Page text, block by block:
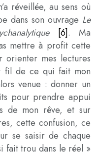
réveillée, au sens où
dans son ouvrage Le
[6]. Ma
mettre à profit cette
orienter mes lectures
fil de ce qui fait mon
venue : donner un
pour prendre appui
de mon rêve, et sur
cette confusion, ce
se saisir de chaque
fait trou dans le réel »